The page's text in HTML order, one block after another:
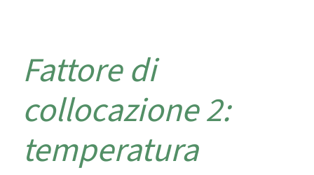
Fattore di
collocazione 2:
temperatura